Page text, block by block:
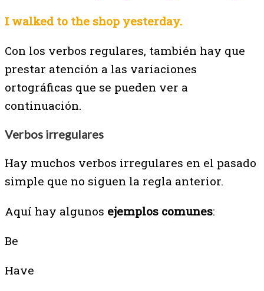
I walked to the shop yesterday.
Con los verbos regulares, también hay que
prestar atención a las variaciones
ortográficas que se pueden ver a
continuación.
Verbos irregulares
Hay muchos verbos irregulares en el pasado
simple que no siguen la regla anterior.
Aquí hay algunos ejemplos comunes:
Be
Have